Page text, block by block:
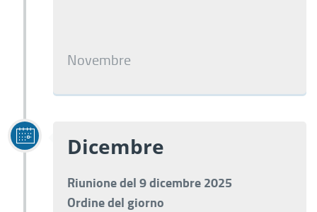
Novembre
Dicembre
Riunione del 9 dicembre 2025
Ordine del giorno